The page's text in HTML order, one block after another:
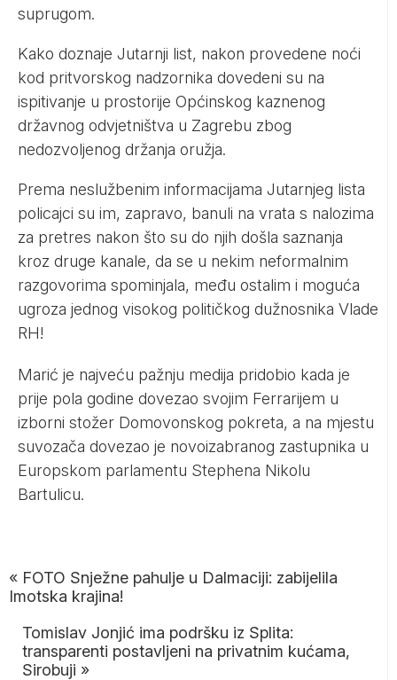
suprugom.
Kako doznaje Jutarnji list, nakon provedene noći
kod pritvorskog nadzornika dovedeni su na
ispitivanje u prostorije Općinskog kaznenog
državnog odvjetništva u Zagrebu zbog
nedozvoljenog držanja oružja.
Prema neslužbenim informacijama Jutarnjeg lista
policajci su im, zapravo, banuli na vrata s nalozima
za pretres nakon što su do njih došla saznanja
kroz druge kanale, da se u nekim neformalnim
razgovorima spominjala, među ostalim i moguća
ugroza jednog visokog političkog dužnosnika Vlade
RH!
Marić je najveću pažnju medija pridobio kada je
prije pola godine dovezao svojim Ferrarijem u
izborni stožer Domovonskog pokreta, a na mjestu
suvozača dovezao je novoizabranog zastupnika u
Europskom parlamentu Stephena Nikolu
Bartulicu.
« FOTO Snježne pahulje u Dalmaciji: zabijelila
Imotska krajina!
Tomislav Jonjić ima podršku iz Splita:
transparenti postavljeni na privatnim kućama,
Sirobuji »